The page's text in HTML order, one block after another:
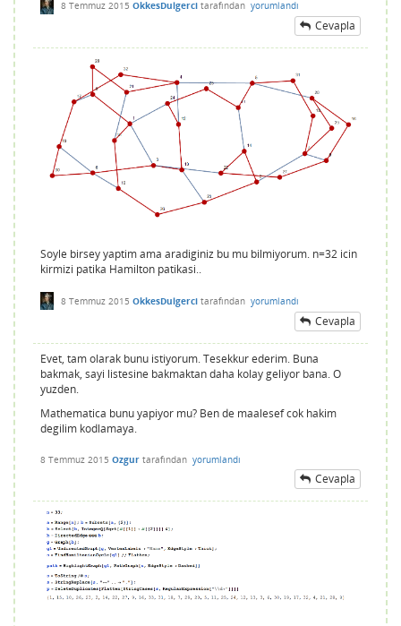
8 Temmuz 2015 OkkesDulgerci tarafından yorumlandı
Cevapla
Soyle birsey yaptim ama aradiginiz bu mu bilmiyorum. n=32 icin
kirmizi patika Hamilton patikasi..
8 Temmuz 2015 OkkesDulgerci tarafından yorumlandı
Cevapla
Evet, tam olarak bunu istiyorum. Tesekkur ederim. Buna
bakmak, sayi listesine bakmaktan daha kolay geliyor bana. O
yuzden.
Mathematica bunu yapiyor mu? Ben de maalesef cok hakim
degilim kodlamaya.
8 Temmuz 2015 Ozgur tarafından yorumlandı
Cevapla